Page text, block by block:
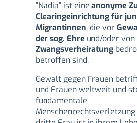
"Nadia" ist eine anonyme
Clearingeinrichtung für
Migrantinnen, die vor
der sog. Ehre und/oder von
Zwangsverheiratung
betroffen sind.
Gewalt gegen Frauen
und Frauen weltweit und
fundamentale
Menschenrechtsverletzung